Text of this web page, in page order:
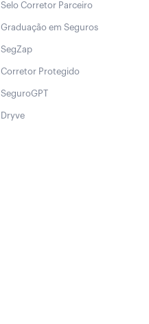
Selo Corretor Parceiro
Graduação em Seguros
SegZap
Corretor Protegido
SeguroGPT
Dryve